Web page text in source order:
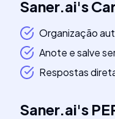
Saner.ai's
Organização
Anote e salve
Respostas
Saner.ai's